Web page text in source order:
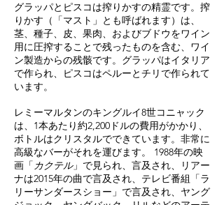
グラッパとピスコは搾りかすの精霊です。搾
りかす（「マスト」とも呼ばれます）は、
茎、種子、皮、果肉、およびブドウをワイン
用に圧搾することで残ったものを含む、ワイ
ン製造からの残骸です。グラッパはイタリア
で作られ、ピスコはペルーとチリで作られて
います。
レミーマルタンのキングルイ8世コニャック
は、1本あたり約2,200ドルの費用がかかり、
ボトルはクリスタルでできています。非常に
高級なバーがそれを運びます。 1988年の映
画「カクテル」で見られ、言及され、リアー
ナは2015年の曲で言及され、テレビ番組「ラ
リーサンダースショー」で言及され、ヤング